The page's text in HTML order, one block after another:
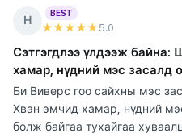
Н
BEST
★★★★★ 5.0
Сэтгэгдлээ үлдээж
хамар, нүдний мэс засалд
Би Виверс гоо сайхны мэс
Хван эмчид хамар, нүдний
болж байгаа тухайгаа